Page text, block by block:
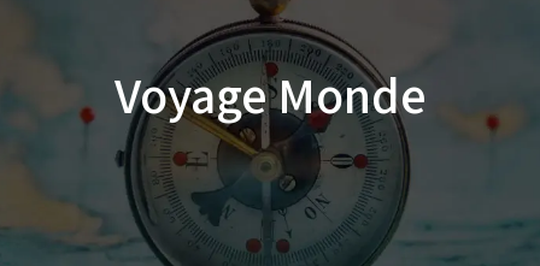
Voyage Monde